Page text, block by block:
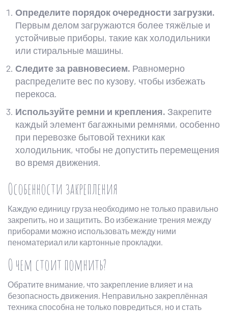
Определите порядок очередности загрузки.
Первым делом загружаются более тяжёлые и
устойчивые приборы, такие как холодильники
или стиральные машины.
Следите за равновесием. Равномерно
распределите вес по кузову, чтобы избежать
перекоса.
Используйте ремни и крепления. Закрепите
каждый элемент багажными ремнями, особенно
при перевозке бытовой техники как
холодильник, чтобы не допустить перемещения
во время движения.
Особенности закрепления
Каждую единицу груза необходимо не только правильно
закрепить, но и защитить. Во избежание трения между
приборами можно использовать между ними
пеноматериал или картонные прокладки.
О чем стоит помнить?
Обратите внимание, что закрепление влияет и на
безопасность движения. Неправильно закреплённая
техника способна не только повредиться, но и стать